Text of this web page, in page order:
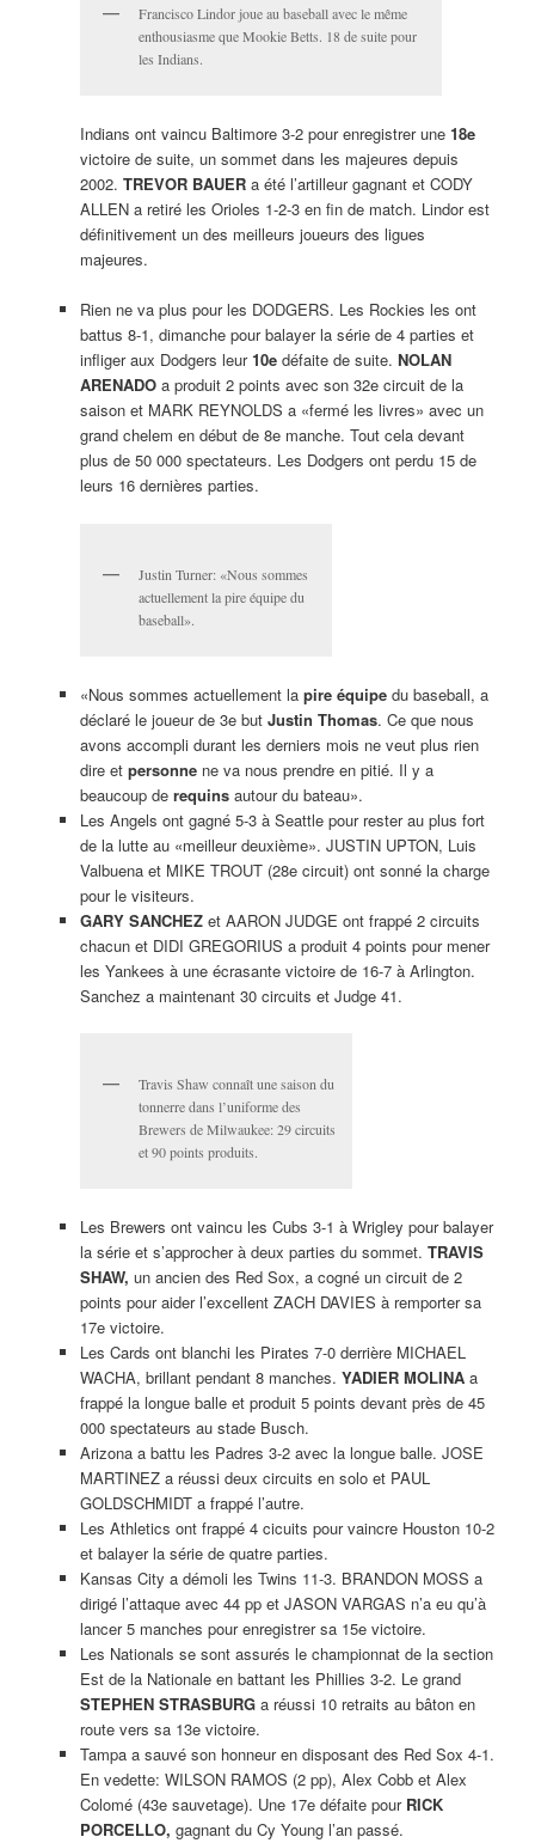
Francisco Lindor joue au baseball avec le même
enthousiasme que Mookie Betts. 18 de suite pour
les Indians.
Indians ont vaincu Baltimore 3-2 pour enregistrer une 18e
victoire de suite, un sommet dans les majeures depuis
2002. TREVOR BAUERa été l’artilleur gagnant et CODY
ALLEN a retiré les Orioles 1-2-3 en fin de match. Lindor est
définitivement un des meilleurs joueurs des ligues
majeures.
Rien ne va plus pour les DODGERS. Les Rockies les ont
battus 8-1, dimanche pour balayer la série de 4 parties et
infliger aux Dodgers leur10edéfaite de suite. NOLAN
ARENADOa produit 2 points avec son 32e circuit de la
saison et MARK REYNOLDS a «fermé les livres» avec un
grand chelem en début de 8e manche. Tout cela devant
plus de 50 000 spectateurs. Les Dodgers ont perdu 15 de
leurs 16 dernières parties.
Justin Turner: «Nous sommes
actuellement la pire équipe du
baseball».
«Nous sommes actuellement la pire équipe du baseball, a
déclaré le joueur de 3e but Justin Thomas. Ce que nous
avons accompli durant les derniers mois ne veut plus rien
dire et personnene va nous prendre en pitié. Il y a
beaucoup de requinsautour du bateau».
Les Angels ont gagné 5-3 à Seattle pour rester au plus fort
de la lutte au «meilleur deuxième». JUSTIN UPTON, Luis
Valbuena et MIKE TROUT (28e circuit) ont sonné la charge
pour le visiteurs.
GARY SANCHEZet AARON JUDGE ont frappé 2 circuits
chacun et DIDI GREGORIUS a produit 4 points pour mener
les Yankees à une écrasante victoire de 16-7 à Arlington.
Sanchez a maintenant 30 circuits et Judge 41.
Travis Shaw connaît une saison du
tonnerre dans l’uniforme des
Brewers de Milwaukee: 29 circuits
et 90 points produits.
Les Brewers ont vaincu les Cubs 3-1 à Wrigley pour balayer
la série et s’approcher à deux parties du sommet. TRAVIS
SHAW, un ancien des Red Sox, a cogné un circuit de 2
points pour aider l’excellent ZACH DAVIES à remporter sa
17e victoire.
Les Cards ont blanchi les Pirates 7-0 derrière MICHAEL
WACHA, brillant pendant 8 manches. YADIER MOLINAa
frappé la longue balle et produit 5 points devant près de 45
000 spectateurs au stade Busch.
Arizona a battu les Padres 3-2 avec la longue balle. JOSE
MARTINEZ a réussi deux circuits en solo et PAUL
GOLDSCHMIDT a frappé l’autre.
Les Athletics ont frappé 4 cicuits pour vaincre Houston 10-2
et balayer la série de quatre parties.
Kansas City a démoli les Twins 11-3. BRANDON MOSS a
dirigé l’attaque avec 44 pp et JASON VARGAS n’a eu qu’à
lancer 5 manches pour enregistrer sa 15e victoire.
Les Nationals se sont assurés le championnat de la section
Est de la Nationale en battant les Phillies 3-2. Le grand
STEPHEN STRASBURGa réussi 10 retraits au bâton en
route vers sa 13e victoire.
Tampa a sauvé son honneur en disposant des Red Sox 4-1.
En vedette: WILSON RAMOS (2 pp), Alex Cobb et Alex
Colomé (43e sauvetage). Une 17e défaite pour RICK
PORCELLO, gagnant du Cy Young l’an passé.